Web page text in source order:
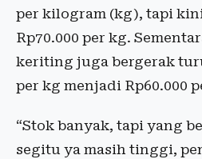
per kilogram (kg), tapi
Rp70.000 per kg.
keriting juga bergerak
per kg menjadi Rp60.000
“Stok banyak, tapi yang
segitu ya masih tinggi,